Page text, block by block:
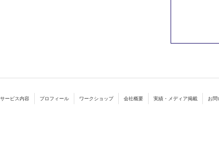
サービス内容 プロフィール ワークショップ 会社概要 実績・メディア掲載 お問